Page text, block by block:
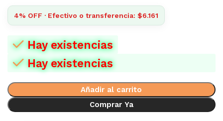
4% OFF · Efectivo o transferencia: $6.161
Hay existencias
Hay existencias
Añadir al carrito
Comprar Ya